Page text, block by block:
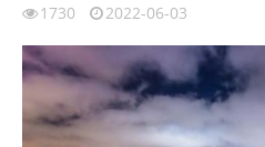
1730 2022-06-03